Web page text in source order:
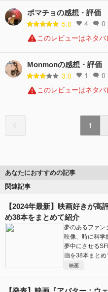
ポマチョの感想・評価
5.0 4 0
このレビューはネタ
Monmonの感想・評価
3.0 1 0
このレビューはネタ
1
あなたにおすすめの記事
関連記事
【2024年最新】映画好きが
め38本をまとめて紹介
夢のあるファン
映像、時に科学
夢中にさせる
画を38本まとめ
映画